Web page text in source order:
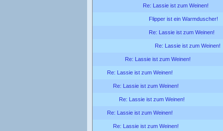
Re: Lassie ist zum Weinen!
Flipper ist ein Warmduscher!
Re: Lassie ist zum Weinen!
Re: Lassie ist zum Weinen!
Re: Lassie ist zum Weinen!
Re: Lassie ist zum Weinen!
Re: Lassie ist zum Weinen!
Re: Lassie ist zum Weinen!
Re: Lassie ist zum Weinen!
Re: Lassie ist zum Weinen!